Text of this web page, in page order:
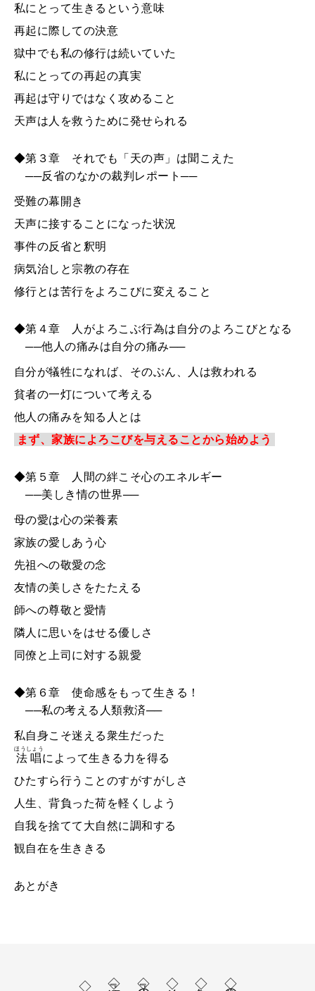
私にとって生きるという意味
再起に際しての決意
獄中でも私の修行は続いていた
私にとっての再起の真実
再起は守りではなく攻めること
天声は人を救うために発せられる
◆第３章 それでも「天の声」は聞こえた
──反省のなかの裁判レポート──
受難の幕開き
天声に接することになった状況
事件の反省と釈明
病気治しと宗教の存在
修行とは苦行をよろこびに変えること
◆第４章 人がよろこぶ行為は自分のよろこびとなる
──他人の痛みは自分の痛み──
自分が犠牲になれば、そのぶん、人は救われる
貧者の一灯について考える
他人の痛みを知る人とは
まず、家族によろこびを与えることから始めよう
◆第５章 人間の絆こそ心のエネルギー
──美しき情の世界──
母の愛は心の栄養素
家族の愛しあう心
先祖への敬愛の念
友情の美しさをたたえる
師への尊敬と愛情
隣人に思いをはせる優しさ
同僚と上司に対する親愛
◆第６章 使命感をもって生きる！
──私の考える人類救済──
私自身こそ迷える衆生だった
法唱
ほうしょう
によって生きる力を得る
ひたすら行うことのすがすがしさ
人生、背負った荷を軽くしよう
自我を捨てて大自然に調和する
観自在を生ききる
あとがき
◇人類救済と法難 ◇裁判の真相